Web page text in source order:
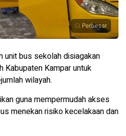
Perbesar
unit bus sekolah disiagakan
Kabupaten Kampar untuk
wilayah.
guna mempermudah akses
menekan risiko kecelakaan dan